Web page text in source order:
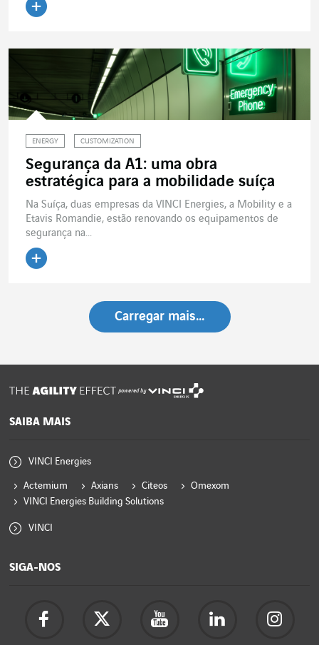
ENERGY CUSTOMIZATION
Segurança da A1: uma obra
estratégica para a mobilidade suíça
Na Suíça, duas empresas da VINCI Energies, a Mobility e a
Etavis Romandie, estão renovando os equipamentos de
segurança na...
Carregar mais…
powered by
SAIBA MAIS
VINCI Energies
Actemium Axians Citeos
Omexom
VINCI Energies Building Solutions
VINCI
SIGA-NOS